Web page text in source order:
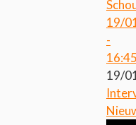
19/
-
16:45
19/